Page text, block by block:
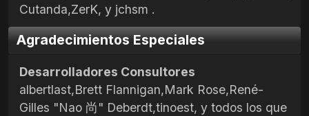
Cutanda,ZerK, y jchsm .
Agradecimientos Especiales
Desarrolladores Consultores
albertlast,Brett Flannigan,Mark Rose,René-
Gilles "Nao 尚" Deberdt,tinoest, y todos los que